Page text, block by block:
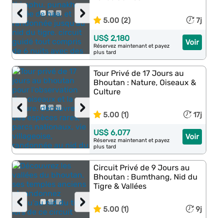
›
‹ 5.00 (2) 7j
Voir
US$ 2,180
Réservez maintenant et payez
plus tard
›
‹
Tour Privé de 17 Jours au
Bhoutan : Nature, Oiseaux &
Culture
5.00 (1) 17j
Voir
US$ 6,077
Réservez maintenant et payez
plus tard
›
‹
Circuit Privé de 9 Jours au
Bhoutan : Bumthang, Nid du
Tigre & Vallées
5.00 (1) 9j